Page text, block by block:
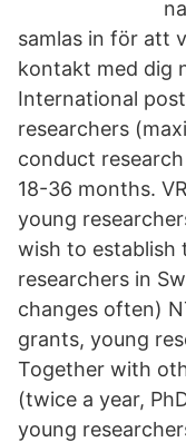
samlas in för att
kontakt med dig
International
researchers
conduct
18-36 months.
young
wish to establish
researchers in
changes often)
grants, young
Together with
(twice a year,
young